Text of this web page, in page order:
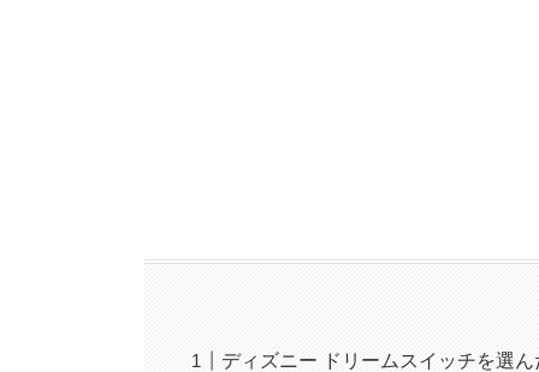
ディズニー ドリームスイッチを選ん